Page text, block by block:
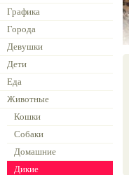
Графика
Города
Девушки
Дети
Еда
Животные
Кошки
Собаки
Домашние
Дикие